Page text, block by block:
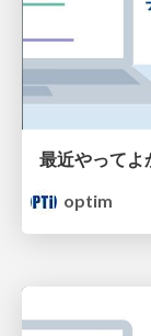
最近やってよ
optim